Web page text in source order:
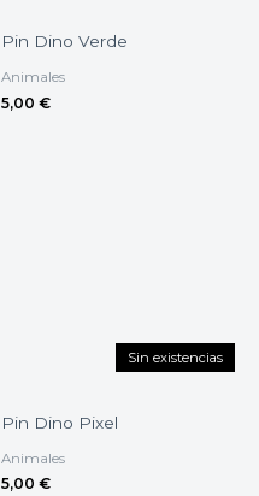
Pin Dino Verde
Animales
5,00 €
Sin existencias
Pin Dino Pixel
Animales
5,00 €